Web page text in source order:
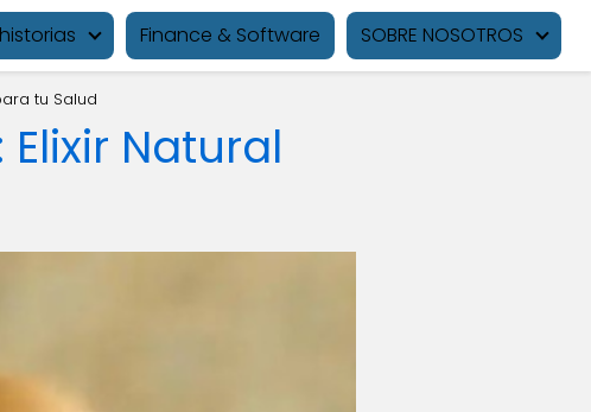
historias Finance & Software SOBRE NOSOTROS
tu Salud
Natural